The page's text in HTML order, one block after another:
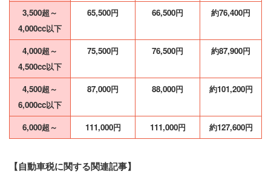
3,500超～
4,000cc以下
65,500円 66,500円 約76,400円
4,000超～
4,500cc以下
75,500円 76,500円 約87,900円
4,500超～
6,000cc以下
87,000円 88,000円 約101,200円
6,000超～ 111,000円 111,000円 約127,600円
【自動車税に関する関連記事】